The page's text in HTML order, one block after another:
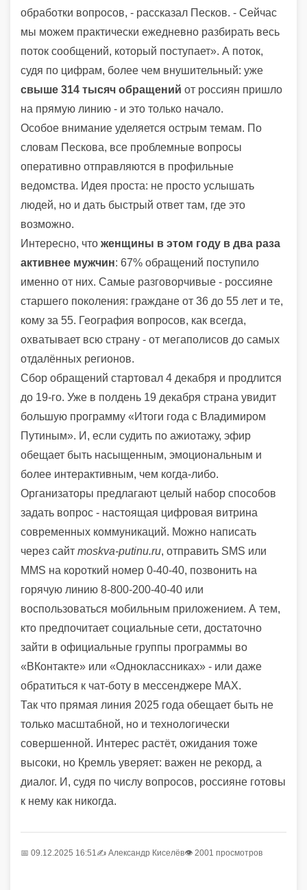
обработки вопросов, - рассказал Песков. - Сейчас
мы можем практически ежедневно разбирать весь
поток сообщений, который поступает». А поток,
судя по цифрам, более чем внушительный: уже
свыше 314 тысяч обращений от россиян пришло
на прямую линию - и это только начало.
Особое внимание уделяется острым темам. По
словам Пескова, все проблемные вопросы
оперативно отправляются в профильные
ведомства. Идея проста: не просто услышать
людей, но и дать быстрый ответ там, где это
возможно.
Интересно, что женщины в этом году в два раза
активнее мужчин: 67% обращений поступило
именно от них. Самые разговорчивые - россияне
старшего поколения: граждане от 36 до 55 лет и те,
кому за 55. География вопросов, как всегда,
охватывает всю страну - от мегаполисов до самых
отдалённых регионов.
Сбор обращений стартовал 4 декабря и продлится
до 19-го. Уже в полдень 19 декабря страна увидит
большую программу «Итоги года с Владимиром
Путиным». И, если судить по ажиотажу, эфир
обещает быть насыщенным, эмоциональным и
более интерактивным, чем когда-либо.
Организаторы предлагают целый набор способов
задать вопрос - настоящая цифровая витрина
современных коммуникаций. Можно написать
через сайт moskva-putinu.ru, отправить SMS или
MMS на короткий номер 0-40-40, позвонить на
горячую линию 8-800-200-40-40 или
воспользоваться мобильным приложением. А тем,
кто предпочитает социальные сети, достаточно
зайти в официальные группы программы во
«ВКонтакте» или «Одноклассниках» - или даже
обратиться к чат-боту в мессенджере MAX.
Так что прямая линия 2025 года обещает быть не
только масштабной, но и технологически
совершенной. Интерес растёт, ожидания тоже
высоки, но Кремль уверяет: важен не рекорд, а
диалог. И, судя по числу вопросов, россияне готовы
к нему как никогда.
📅 09.12.2025 16:51 ✍️ Александр Киселёв👁 2001 просмотров